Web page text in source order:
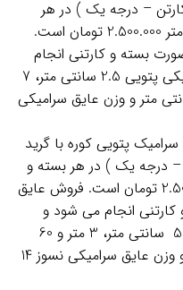
و همچنین دانسیته 128 ( کارتن – درجه یک ) در هر
بسته و کارتن با ضخامن 2.5 سانتی متر 2.500.000 تومان است.
بسته و کارتنی انجام
می شود و همچنین طول الیاف سرامیکی پتویی 2.5 سانتی متر، 7
سانتی متر و عرض آن 61 سانتی متر و وزن عایق سرامیکی
پتویی کوره با گرید
دانسیته 128 ( کارتن – درجه یک ) در هر بسته و
کارتن با ضخامن 5 سانتی متر 2.500.000 تومان است. فروش عایق
انجام می شود و
همچنین طول الیاف سرامیکی پتویی 5 سانتی متر، 3 متر و 60
سانتی متر و عرض آن 61 سانتی متر و وزن عایق سرامیکی نسوز 14